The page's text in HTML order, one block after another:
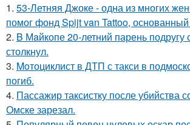
1. 53-Летняя Джоке - одна из многих
помог фонд Spijt van Tattoo,
2. B Мaйкопе 20-летний парень подругу
столкнул.
3. Moтоциклист в ДТП с такси в
погиб.
4. Пассажир таксистку после убийства
Омске зарезал.